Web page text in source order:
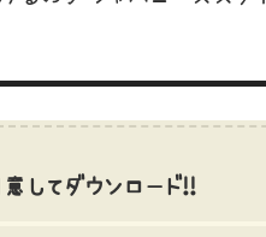
してダウンロード!!